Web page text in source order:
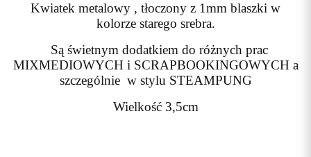
Kwiatek metalowy , tłoczony z 1mm blaszki w
kolorze starego srebra.
Są świetnym dodatkiem do różnych prac
MIXMEDIOWYCH i SCRAPBOOKINGOWYCH a
szczególnie w stylu STEAMPUNG
Wielkość 3,5cm